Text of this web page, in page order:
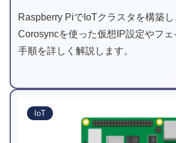
Raspberry PiでIoTクラスタを構築
Corosyncを使った仮想IP設定やフ
手順を詳しく解説します。
IoT